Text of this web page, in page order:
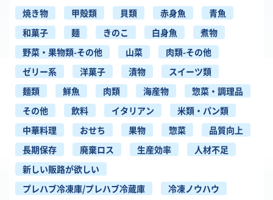
焼き物
甲殻類 貝類 赤身魚
青魚
和菓子
麺 きのこ 白身魚
煮物
野菜・果物類-その他
山菜
肉類-その他
ゼリー系
洋菓子 漬物
スイーツ類
麺類
鮮魚 肉類 海産物
惣菜・調理品
その他
飲料 イタリアン
米類・パン類
中華料理
おせち 果物 惣菜
品質向上
長期保存
廃棄ロス 生産効率
人材不足
新しい販路が欲しい
プレハブ冷凍庫/プレハブ冷蔵庫
冷凍ノウハウ